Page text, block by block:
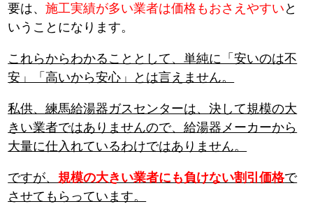
要は、施工実績が多い業者は価格もおさえやすい と
いうことになります。
これらからわかることとして、単純に「安いのは不
安」「高いから安心」とは言えません。
私供、練馬給湯器ガスセンターは、決して規模の大
きい業者ではありませんので、給湯器メーカーから
大量に仕入れているわけではありません。
ですが、 規模の大きい業者にも負けない割引価格で
させてもらっています。